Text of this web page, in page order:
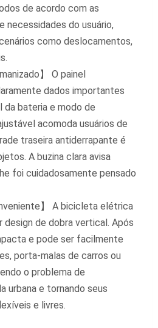
de acordo com as
necessidades do usuário,
como deslocamentos,
】 O painel
dados importantes
da bateria e modo de
acomoda usuários de
traseira antiderrapante é
A buzina clara avisa
foi cuidadosamente pensado
】 A bicicleta elétrica
design de dobra vertical. Após
e pode ser facilmente
porta-malas de carros ou
o problema de
urbana e tornando seus
e livres.